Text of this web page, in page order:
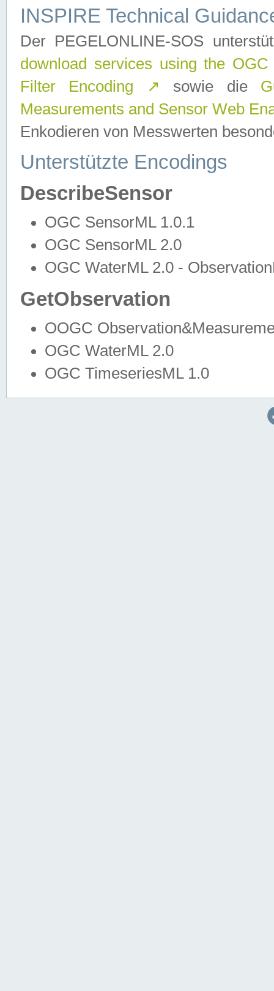
INSPIRE Technical
Der PEGELONLINE-SOS
download services using the
Filter Encoding
↗ sowie die
Measurements and Sensor Web
Enkodieren von Messwerten
Unterstützte Encodings
DescribeSensor
OGC SensorML 1.0.1
OGC SensorML 2.0
OGC WaterML 2.0 -
GetObservation
OOGC
OGC WaterML 2.0
OGC TimeseriesML 1.0